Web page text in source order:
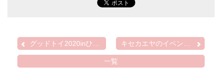
グッドトイ2020inひろさき...
一覧